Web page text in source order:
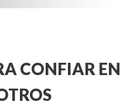
CONFIAR EN